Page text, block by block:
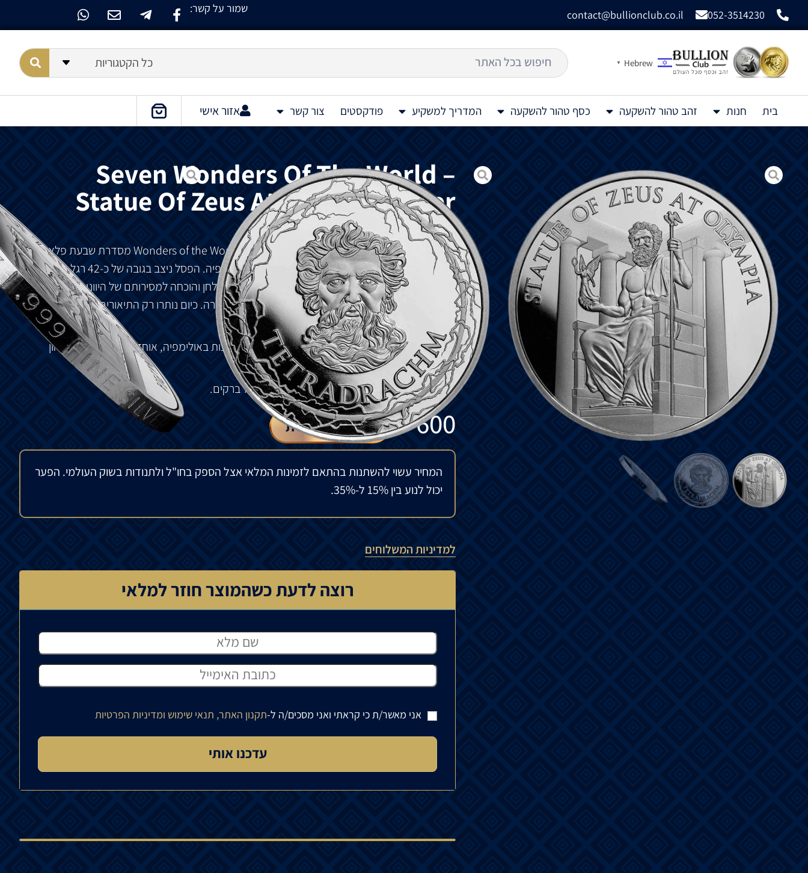
052-3514230
contact@bullionclub.co.il שמור על קשר:
Hebrew
▼ כל הקטגוריות
בית חנות זהב טהור להשקעה כסף טהור להשקעה המדריך למשקיע פודקסטים צור קשר אזור אישי
Seven Wonders Of The World –
Statue Of Zeus At Olympia Silver
Coin 1 Oz
מטבע מסדרתשבעתפלאי
העולם
העתיקמציגפסל יוונימפורסם, זאוסבאולימפיה. הפסלניצבבגובה שלכ-42 רגלוהיהסמל
לעוצמה
ולפארשהיוקשוריםלזאוס.הפסל שימשמוקדפולחן והוכחהלמסירותםשלהיווניםלאלים
שלהם
המזל,הפסלנהרסבשריפה במאהה-5 לספירה.כיום נותרו רק התיאוריםשלועלמטבעות
ויצירות
עתיקות.
חזיתהמטבעמציגאתהאלהיווניזאוסיושבעל כסהמלכותבאולימפיה, אוחזבפסלון,אלתהניצחון
ובשרביט.
גבהמטבעמציגאתהאלהיווניזאוסעםמסגרתשלברקים.
600
₪ להזמנה מיוחדת
המחיר עשוי להשתנות בהתאם לזמינות המלאי אצל הספק בחו"ל ולתנודות בשוק העולמי. הפער
יכול לנוע בין 15% ל-35%.
למדיניות המשלוחים
רוצה לדעת כשהמוצר חוזר למלאי
אני מאשר/ת כי קראתי ואני מסכים/ה ל-תקנון האתר, תנאי שימוש ומדיניות הפרטיות